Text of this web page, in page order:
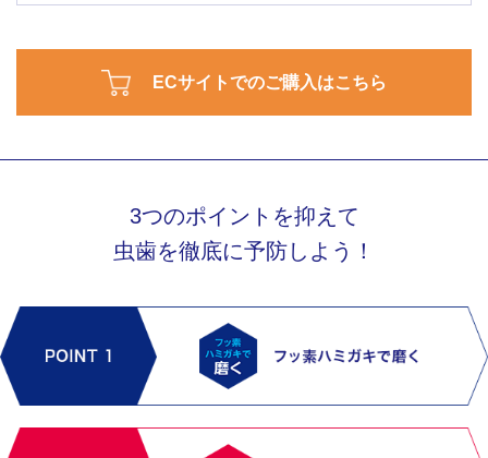
ECサイトでのご購入はこちら
3つのポイントを抑えて
虫歯を徹底に予防しよう！